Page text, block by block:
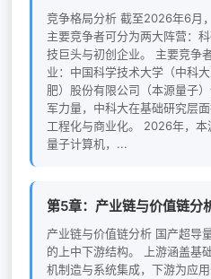
竞争格局分析 截至2026年6月
主要竞争者可分为两大阵营：
技巨头与初创企业。 主要竞争
业：中国科学技术大学（中科
肥）股份有限公司（本源量子
军力量，中科大在基础研究层
工程化与商业化。 2026年，本
量子计算机，...
第5章：产业链与价值链分
产业链与价值链分析 国产超导
的上中下游结构。 上游涵盖基
机制造与系统集成，下游为应